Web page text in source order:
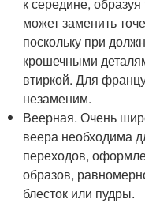
может заменить
поскольку при
крошечными
втиркой. Для
незаменим.
Веерная. Очень
веера необходима
переходов,
образов,
блесток или пудры.